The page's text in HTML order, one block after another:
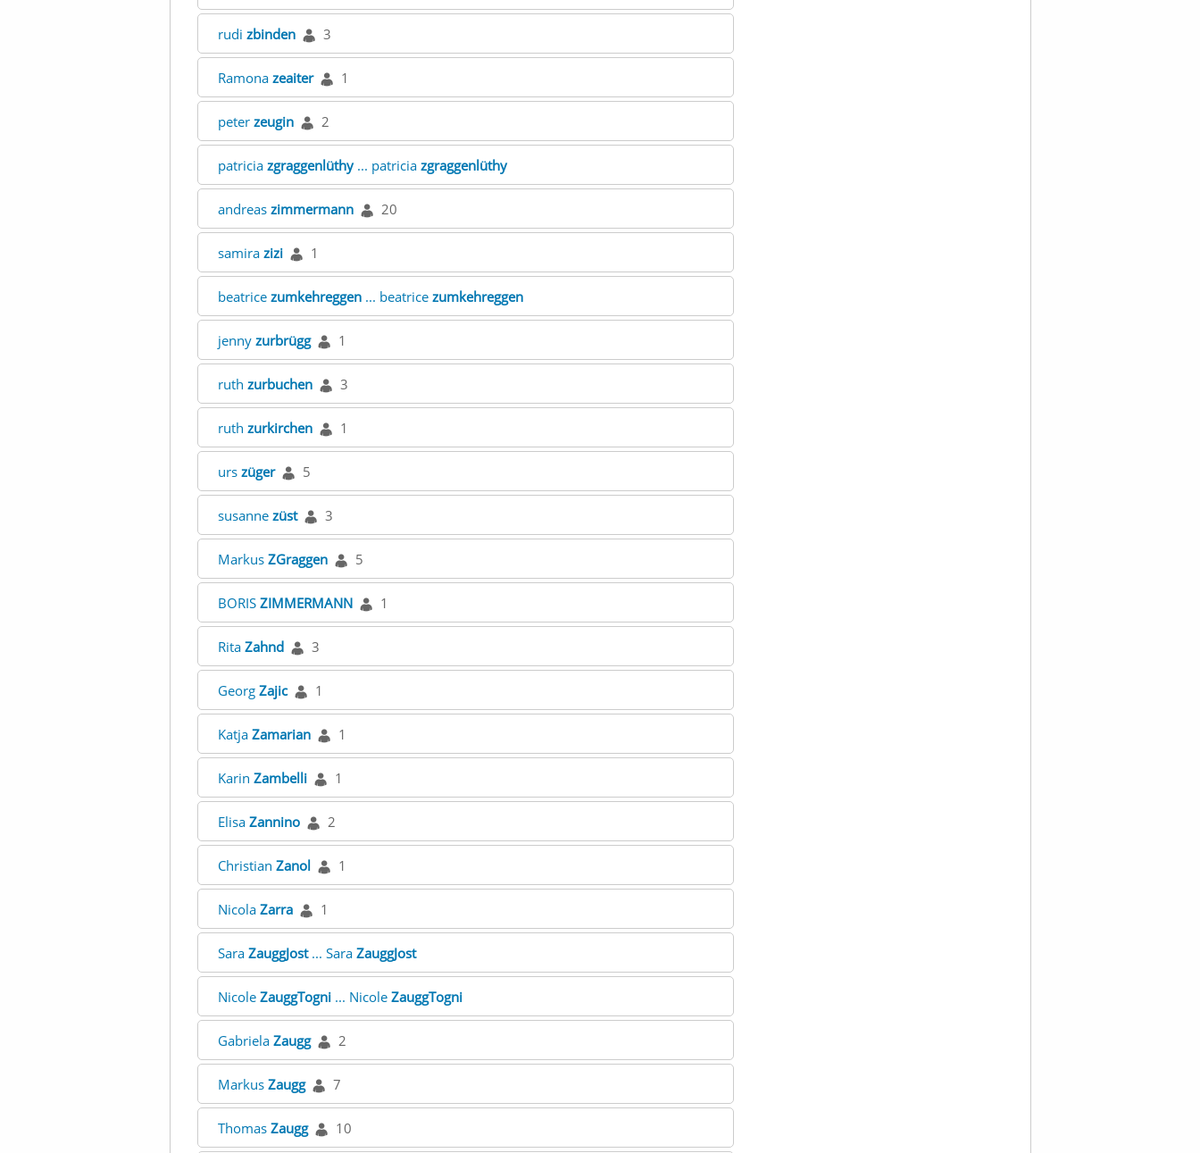
rudi zbinden 3
Ramona zeaiter 1
peter zeugin 2
patricia zgraggenlüthy... patricia zgraggenlüthy
andreas zimmermann 20
samira zizi 1
beatrice zumkehreggen... beatrice zumkehreggen
jenny zurbrügg 1
ruth zurbuchen 3
ruth zurkirchen 1
urs züger 5
susanne züst 3
Markus ZGraggen 5
BORIS ZIMMERMANN 1
Rita Zahnd 3
Georg Zajic 1
Katja Zamarian 1
Karin Zambelli 1
Elisa Zannino 2
Christian Zanol 1
Nicola Zarra 1
Sara ZauggJost... Sara ZauggJost
Nicole ZauggTogni... Nicole ZauggTogni
Gabriela Zaugg 2
Markus Zaugg 7
Thomas Zaugg 10